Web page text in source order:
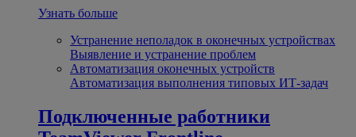
Узнать больше
Устранение неполадок в оконечных устройствах
Выявление и устранение проблем
Автоматизация оконечных устройств
Автоматизация выполнения типовых ИТ-задач
Подключенные работники